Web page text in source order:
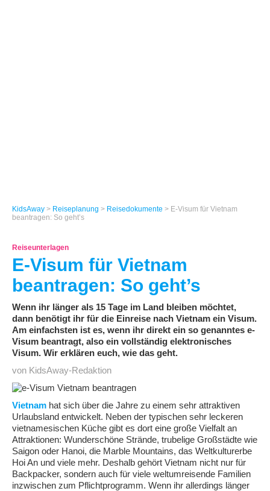
KidsAway > Reiseplanung > Reisedokumente > E-Visum für Vietnam
beantragen: So geht’s
Reiseunterlagen
E-Visum für Vietnam
beantragen: So geht’s
Wenn ihr länger als 15 Tage im Land bleiben möchtet,
dann benötigt ihr für die Einreise nach Vietnam ein Visum.
Am einfachsten ist es, wenn ihr direkt ein so genanntes e-
Visum beantragt, also ein vollständig elektronisches
Visum. Wir erklären euch, wie das geht.
von KidsAway-Redaktion
Vietnam hat sich über die Jahre zu einem sehr attraktiven
Urlaubsland entwickelt. Neben der typischen sehr leckeren
vietnamesischen Küche gibt es dort eine große Vielfalt an
Attraktionen: Wunderschöne Strände, trubelige Großstädte wie
Saigon oder Hanoi, die Marble Mountains, das Weltkulturerbe
Hoi An und viele mehr. Deshalb gehört Vietnam nicht nur für
Backpacker, sondern auch für viele weltumreisende Familien
inzwischen zum Pflichtprogramm. Wenn ihr allerdings länger